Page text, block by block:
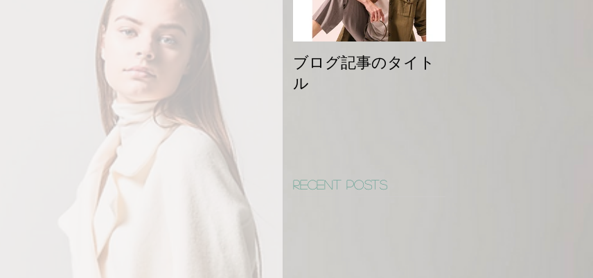
ブログ記事のタイト
ル
Recent Posts